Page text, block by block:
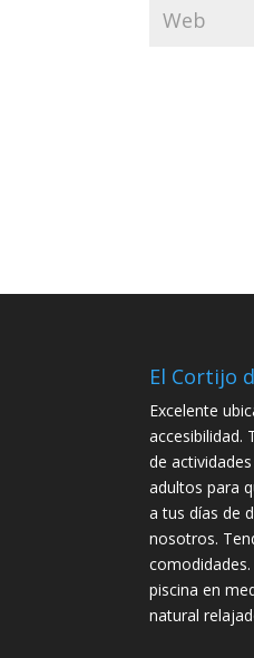
El Cortijo
Excelente
accesibilidad.
de
adultos para
a tus días de
nosotros.
piscina en
natural